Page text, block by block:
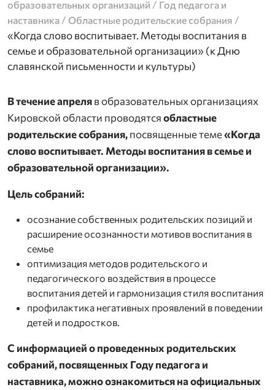
образовательных организаций / Год педагога и
наставника / Областные родительские собрания /
«Когда слово воспитывает. Методы воспитания в
семье и образовательной организации» (к Дню
славянской письменности и культуры)
В течение апреляв образовательных организациях
Кировской области проводятсяобластные
родительские собрания,посвященные теме«Когда
слово воспитывает. Методы воспитания в семье и
образовательной организации».
Цель собраний:
осознание собственных родительских позиций и
расширение осознанности мотивов воспитания в
семье
оптимизация методов родительского и
педагогического воздействия в процессе
воспитания детей и гармонизация стиля воспитания
профилактика негативных проявлений в поведении
детей и подростков.
С информацией о проведенных родительских
собраний, посвященных Году педагога и
наставника, можно ознакомиться на официальных